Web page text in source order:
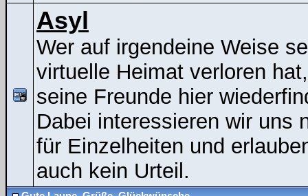
Asyl
Wer auf irgendeine Weise
virtuelle Heimat verloren
seine Freunde hier
Dabei interessieren wir uns
für Einzelheiten und
auch kein Urteil.